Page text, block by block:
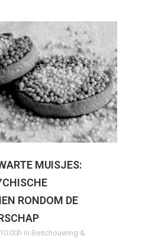
MUISJES:
RONDOM DE
in Beschouwing &